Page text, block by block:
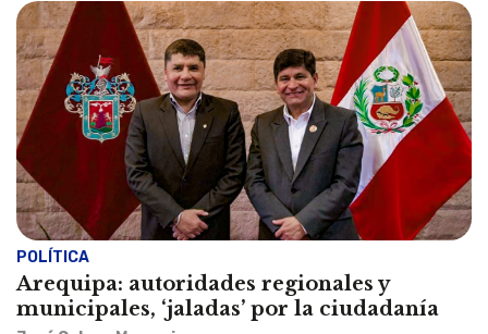
POLÍTICA
Arequipa: autoridades regionales y
municipales, ‘jaladas’ por la ciudadanía